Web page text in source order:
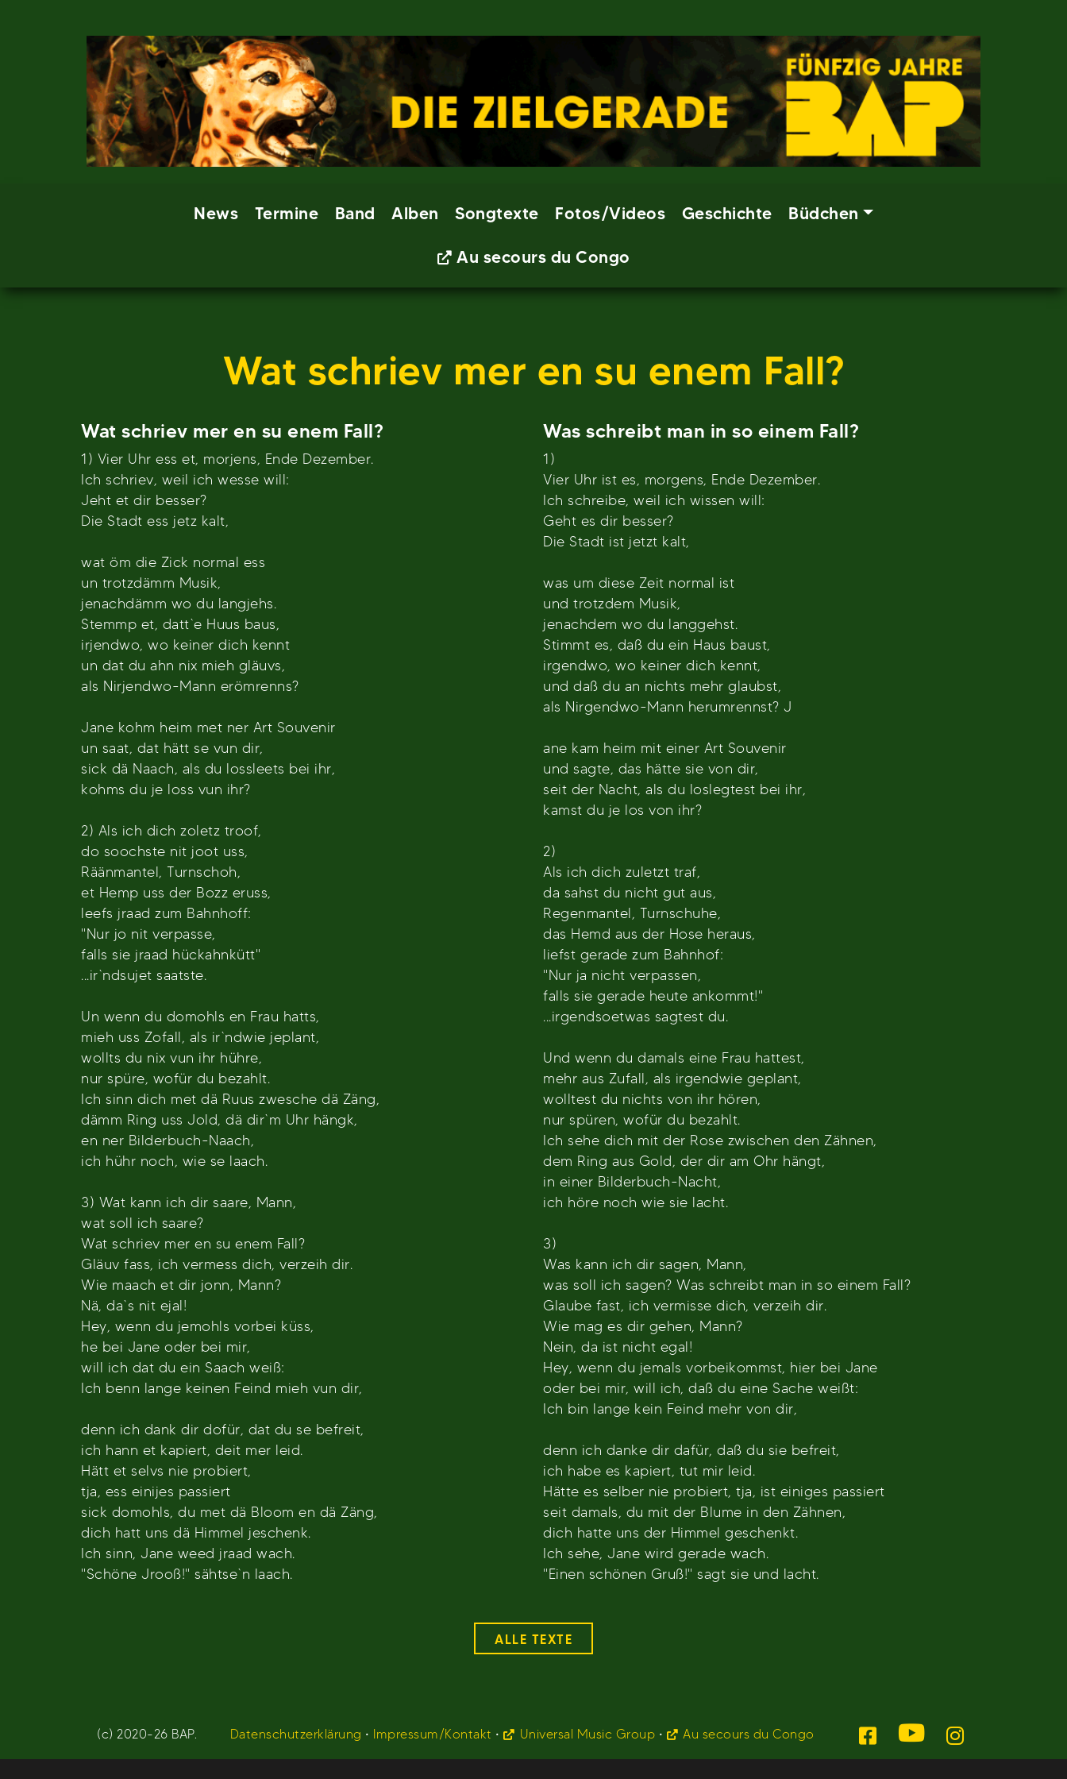
News Termine Band Alben Songtexte Fotos/Videos Geschichte Büdchen
Au secours du Congo
Wat schriev mer en su enem Fall?
Wat schriev mer en su enem Fall?
1) Vier Uhr ess et, morjens, Ende Dezember.
Ich schriev, weil ich wesse will:
Jeht et dir besser?
Die Stadt ess jetz kalt,
wat öm die Zick normal ess
un trotzdämm Musik,
jenachdämm wo du langjehs.
Stemmp et, datt`e Huus baus,
irjendwo, wo keiner dich kennt
un dat du ahn nix mieh gläuvs,
als Nirjendwo-Mann erömrenns?
Jane kohm heim met ner Art Souvenir
un saat, dat hätt se vun dir,
sick dä Naach, als du lossleets bei ihr,
kohms du je loss vun ihr?
2) Als ich dich zoletz troof,
do soochste nit joot uss,
Räänmantel, Turnschoh,
et Hemp uss der Bozz eruss,
leefs jraad zum Bahnhoff:
"Nur jo nit verpasse,
falls sie jraad hückahnkütt"
...ir`ndsujet saatste.
Un wenn du domohls en Frau hatts,
mieh uss Zofall, als ir`ndwie jeplant,
wollts du nix vun ihr hühre,
nur spüre, wofür du bezahlt.
Ich sinn dich met dä Ruus zwesche dä Zäng,
dämm Ring uss Jold, dä dir`m Uhr hängk,
en ner Bilderbuch-Naach,
ich hühr noch, wie se laach.
3) Wat kann ich dir saare, Mann,
wat soll ich saare?
Wat schriev mer en su enem Fall?
Gläuv fass, ich vermess dich, verzeih dir.
Wie maach et dir jonn, Mann?
Nä, da`s nit ejal!
Hey, wenn du jemohls vorbei küss,
he bei Jane oder bei mir,
will ich dat du ein Saach weiß:
Ich benn lange keinen Feind mieh vun dir,
denn ich dank dir dofür, dat du se befreit,
ich hann et kapiert, deit mer leid.
Hätt et selvs nie probiert,
tja, ess einijes passiert
sick domohls, du met dä Bloom en dä Zäng,
dich hatt uns dä Himmel jeschenk.
Ich sinn, Jane weed jraad wach.
"Schöne Jrooß!" sähtse`n laach.
Was schreibt man in so einem Fall?
1)
Vier Uhr ist es, morgens, Ende Dezember.
Ich schreibe, weil ich wissen will:
Geht es dir besser?
Die Stadt ist jetzt kalt,
was um diese Zeit normal ist
und trotzdem Musik,
jenachdem wo du langgehst.
Stimmt es, daß du ein Haus baust,
irgendwo, wo keiner dich kennt,
und daß du an nichts mehr glaubst,
als Nirgendwo-Mann herumrennst? J
ane kam heim mit einer Art Souvenir
und sagte, das hätte sie von dir,
seit der Nacht, als du loslegtest bei ihr,
kamst du je los von ihr?
2)
Als ich dich zuletzt traf,
da sahst du nicht gut aus,
Regenmantel, Turnschuhe,
das Hemd aus der Hose heraus,
liefst gerade zum Bahnhof:
"Nur ja nicht verpassen,
falls sie gerade heute ankommt!"
...irgendsoetwas sagtest du.
Und wenn du damals eine Frau hattest,
mehr aus Zufall, als irgendwie geplant,
wolltest du nichts von ihr hören,
nur spüren, wofür du bezahlt.
Ich sehe dich mit der Rose zwischen den Zähnen,
dem Ring aus Gold, der dir am Ohr hängt,
in einer Bilderbuch-Nacht,
ich höre noch wie sie lacht.
3)
Was kann ich dir sagen, Mann,
was soll ich sagen? Was schreibt man in so einem Fall?
Glaube fast, ich vermisse dich, verzeih dir.
Wie mag es dir gehen, Mann?
Nein, da ist nicht egal!
Hey, wenn du jemals vorbeikommst, hier bei Jane
oder bei mir, will ich, daß du eine Sache weißt:
Ich bin lange kein Feind mehr von dir,
denn ich danke dir dafür, daß du sie befreit,
ich habe es kapiert, tut mir leid.
Hätte es selber nie probiert, tja, ist einiges passiert
seit damals, du mit der Blume in den Zähnen,
dich hatte uns der Himmel geschenkt.
Ich sehe, Jane wird gerade wach.
"Einen schönen Gruß!" sagt sie und lacht.
ALLE TEXTE
(c) 2020-26 BAP. Datenschutzerklärung • Impressum/Kontakt • Universal Music Group • Au secours du Congo